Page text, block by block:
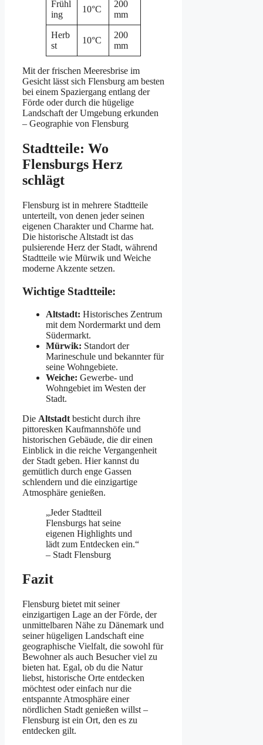
Frühl
ing
10°C
200
mm
Herb
st
10°C
200
mm
Mit der frischen Meeresbrise im
Gesicht lässt sich Flensburg am besten
bei einem Spaziergang entlang der
Förde oder durch die hügelige
Landschaft der Umgebung erkunden
– Geographie von Flensburg
Stadtteile: Wo
Flensburgs Herz
schlägt
Flensburg ist in mehrere Stadtteile
unterteilt, von denen jeder seinen
eigenen Charakter und Charme hat.
Die historische Altstadt ist das
pulsierende Herz der Stadt, während
Stadtteile wie Mürwik und Weiche
moderne Akzente setzen.
Wichtige Stadtteile:
Altstadt: Historisches Zentrum
mit dem Nordermarkt und dem
Südermarkt.
Mürwik: Standort der
Marineschule und bekannter für
seine Wohngebiete.
Weiche: Gewerbe- und
Wohngebiet im Westen der
Stadt.
Die Altstadt besticht durch ihre
pittoresken Kaufmannshöfe und
historischen Gebäude, die dir einen
Einblick in die reiche Vergangenheit
der Stadt geben. Hier kannst du
gemütlich durch enge Gassen
schlendern und die einzigartige
Atmosphäre genießen.
„Jeder Stadtteil
Flensburgs hat seine
eigenen Highlights und
lädt zum Entdecken ein.“
– Stadt Flensburg
Fazit
Flensburg bietet mit seiner
einzigartigen Lage an der Förde, der
unmittelbaren Nähe zu Dänemark und
seiner hügeligen Landschaft eine
geographische Vielfalt, die sowohl für
Bewohner als auch Besucher viel zu
bieten hat. Egal, ob du die Natur
liebst, historische Orte entdecken
möchtest oder einfach nur die
entspannte Atmosphäre einer
nördlichen Stadt genießen willst –
Flensburg ist ein Ort, den es zu
entdecken gilt.